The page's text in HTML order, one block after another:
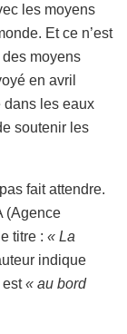
les moyens
Et ce n’est
moyens
en avril
dans les eaux
soutenir les
fait attendre.
(Agence
titre : « La
indique
est« au bord